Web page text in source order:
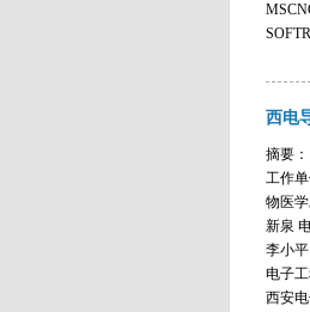
西电
摘要
工作
物医学
新泉
李小平
电子工
西安电